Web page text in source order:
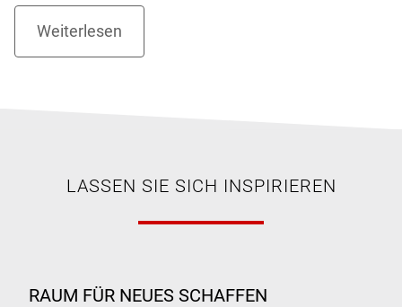
LASSEN SIE SICH INSPIRIEREN
RAUM FÜR NEUES SCHAFFEN